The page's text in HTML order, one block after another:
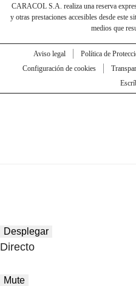
CARACOL S.A. realiza una reserva
y otras prestaciones accesibles desde este
medios que
Aviso legal Política de
Configuración de cookies
Desplegar
Directo
Mute